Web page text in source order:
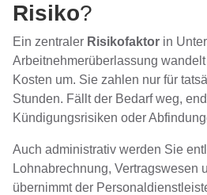
Risiko?
Ein zentraler Risikofaktor in
Arbeitnehmerüberlassung
Kosten um. Sie zahlen nur für
Stunden. Fällt der Bedarf weg,
Kündigungsrisiken oder
Auch administrativ werden Sie
Lohnabrechnung, Vertragswesen
übernimmt der